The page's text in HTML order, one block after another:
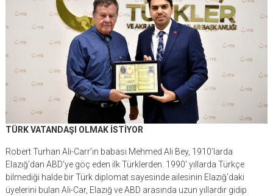
TÜRK VATANDAŞI OLMAK İSTİYOR
Robert Turhan Ali-Carr’ın babası Mehmed Ali Bey, 1910’larda
Elazığ’dan ABD’ye göç eden ilk Türklerden. 1990’ yıllarda Türkçe
bilmediği halde bir Türk diplomat sayesinde ailesinin Elazığ’daki
üyelerini bulan Ali-Car, Elazığ ve ABD arasında uzun yıllardır gidip